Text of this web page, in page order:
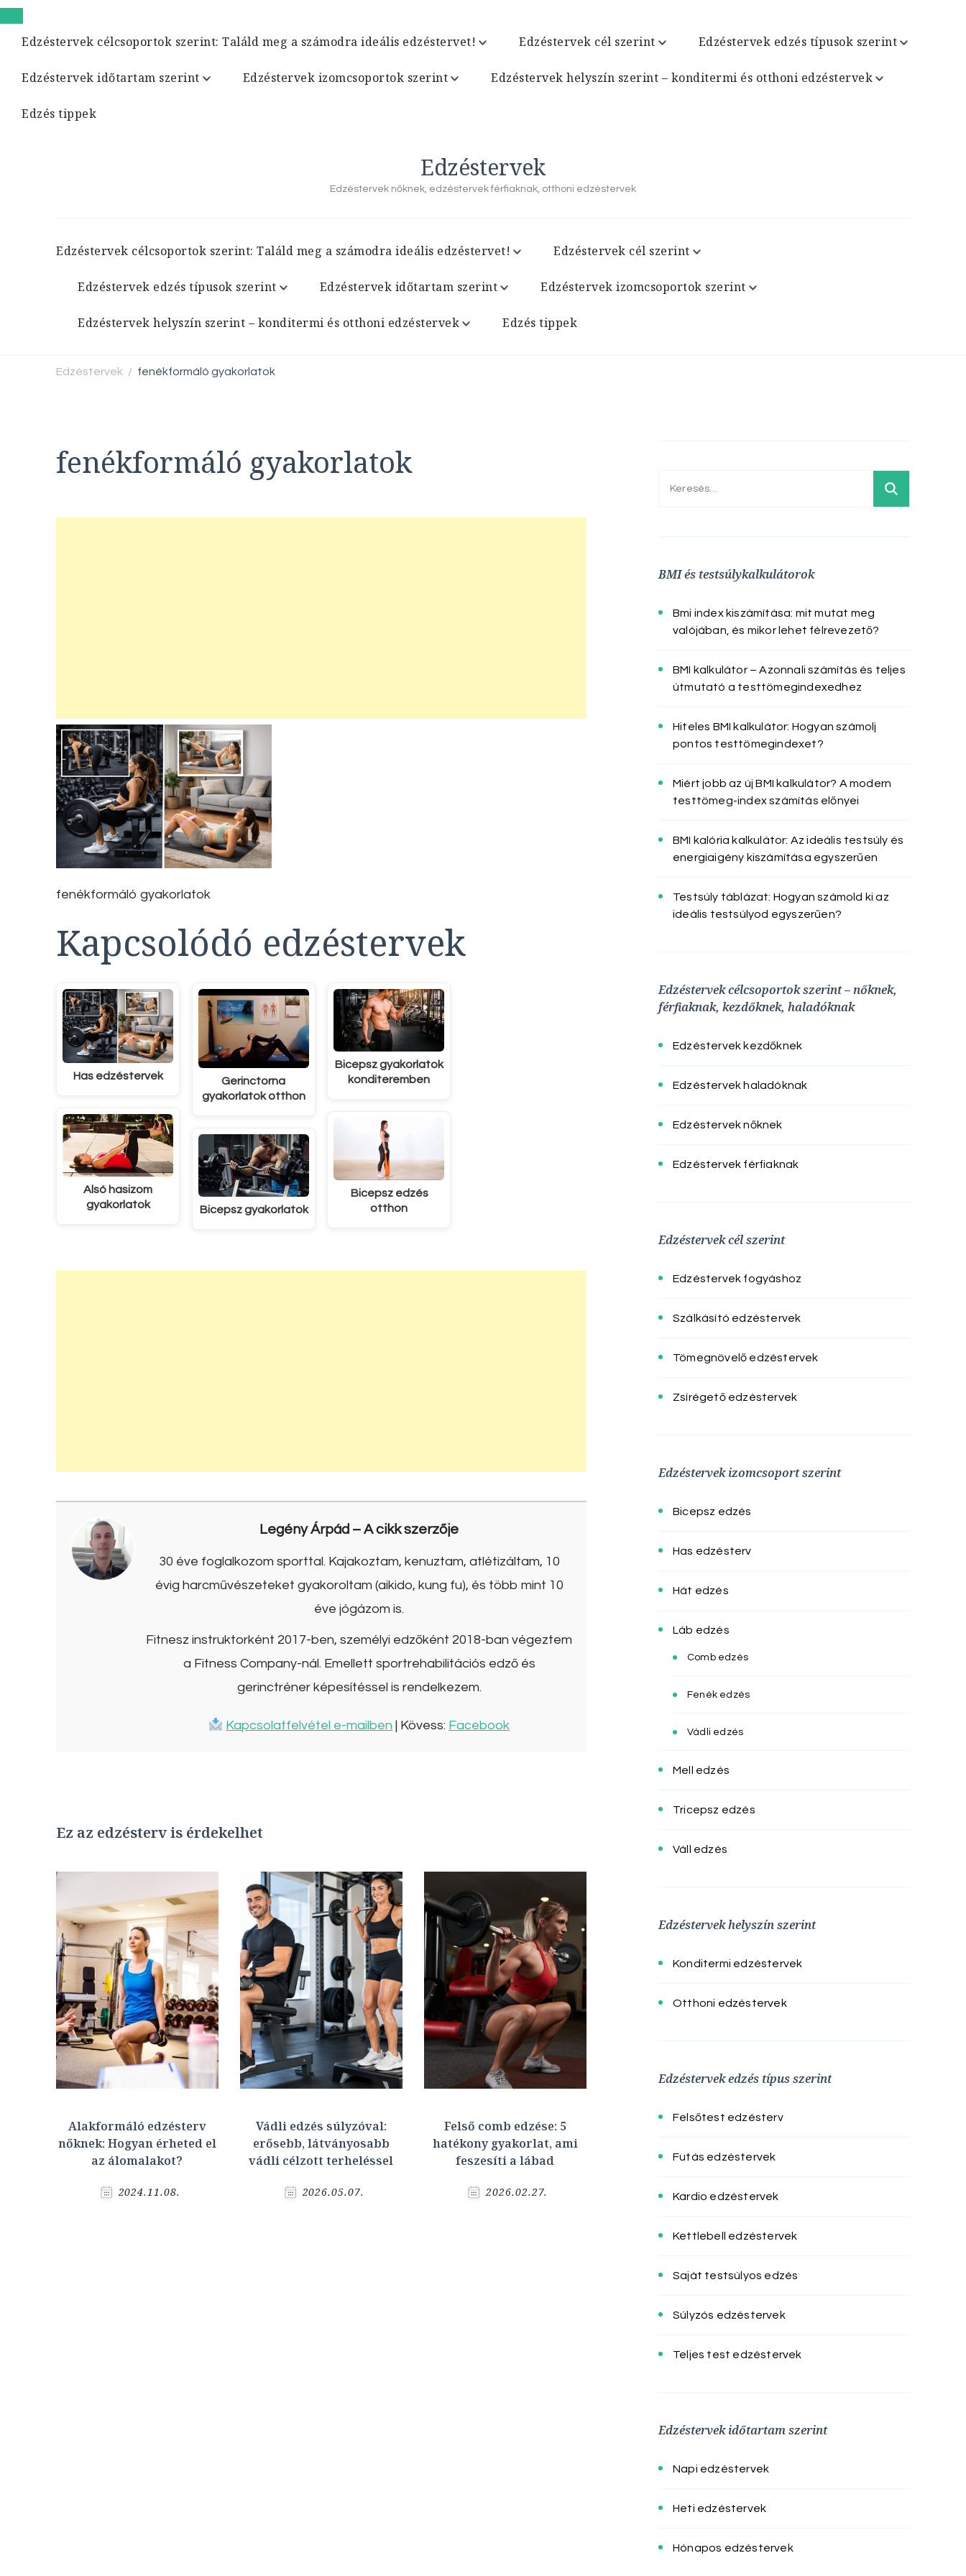
Edzéstervek célcsoportok szerint: Találd meg a számodra ideális edzéstervet! Edzéstervek cél szerint Edzéstervek edzés típusok szerint
Edzéstervek időtartam szerint Edzéstervek izomcsoportok szerint Edzéstervek helyszín szerint – konditermi és otthoni edzéstervek
Edzés tippek
Edzéstervek
Edzéstervek nőknek, edzéstervek férfiaknak, otthoni edzéstervek
Edzéstervek célcsoportok szerint: Találd meg a számodra ideális edzéstervet! Edzéstervek cél szerint
Edzéstervek edzés típusok szerint Edzéstervek időtartam szerint Edzéstervek izomcsoportok szerint
Edzéstervek helyszín szerint – konditermi és otthoni edzéstervek Edzés tippek
Edzéstervek / fenékformáló gyakorlatok
fenékformáló gyakorlatok
fenékformáló gyakorlatok
Kapcsolódó edzéstervek
Has edzéstervek
Alsó hasizom
gyakorlatok
Gerinctorna
gyakorlatok otthon
Bicepsz gyakorlatok
Bicepsz gyakorlatok
konditeremben
Bicepsz edzés
otthon
Legény Árpád – A cikk szerzője
30 éve foglalkozom sporttal. Kajakoztam, kenuztam, atlétizáltam, 10
évig harcművészeteket gyakoroltam (aikido, kung fu), és több mint 10
éve jógázom is.
Fitnesz instruktorként 2017-ben, személyi edzőként 2018-ban végeztem
a Fitness Company-nál. Emellett sportrehabilitációs edző és
gerinctréner képesítéssel is rendelkezem.
Kapcsolatfelvétel e-mailben | Kövess: Facebook
Ez az edzésterv is érdekelhet
Alakformáló edzésterv
nőknek: Hogyan érheted el
az álomalakot?
2024.11.08.
Vádli edzés súlyzóval:
erősebb, látványosabb
vádli célzott terheléssel
2026.05.07.
Felső comb edzése: 5
hatékony gyakorlat, ami
feszesíti a lábad
2026.02.27.
Keresés:
BMI és testsúlykalkulátorok
Bmi index kiszámítása: mit mutat meg
valójában, és mikor lehet félrevezető?
BMI kalkulátor – Azonnali számítás és teljes
útmutató a testtömegindexedhez
Hiteles BMI kalkulátor: Hogyan számolj
pontos testtömegindexet?
Miért jobb az új BMI kalkulátor? A modern
testtömeg-index számítás előnyei
BMI kalória kalkulátor: Az ideális testsúly és
energiaigény kiszámítása egyszerűen
Testsúly táblázat: Hogyan számold ki az
ideális testsúlyod egyszerűen?
Edzéstervek célcsoportok szerint – nőknek,
férfiaknak, kezdőknek, haladóknak
Edzéstervek kezdőknek
Edzéstervek haladóknak
Edzéstervek nőknek
Edzéstervek férfiaknak
Edzéstervek cél szerint
Edzéstervek fogyáshoz
Szálkásító edzéstervek
Tömegnövelő edzéstervek
Zsírégető edzéstervek
Edzéstervek izomcsoport szerint
Bicepsz edzés
Has edzésterv
Hát edzés
Láb edzés
Comb edzés
Fenék edzés
Vádli edzés
Mell edzés
Tricepsz edzés
Váll edzés
Edzéstervek helyszín szerint
Konditermi edzéstervek
Otthoni edzéstervek
Edzéstervek edzés típus szerint
Felsőtest edzésterv
Futás edzéstervek
Kardio edzéstervek
Kettlebell edzéstervek
Saját testsúlyos edzés
Súlyzós edzéstervek
Teljes test edzéstervek
Edzéstervek időtartam szerint
Napi edzéstervek
Heti edzéstervek
Hónapos edzéstervek